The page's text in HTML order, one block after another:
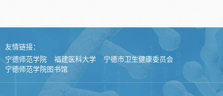
友情链接：
宁德师范学院
福建医科大学
宁德市卫生健康委员会
宁德师范学院图书馆